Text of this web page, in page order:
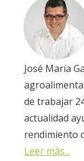
José María
de trabajar
actualidad
rendimiento
Leer más...